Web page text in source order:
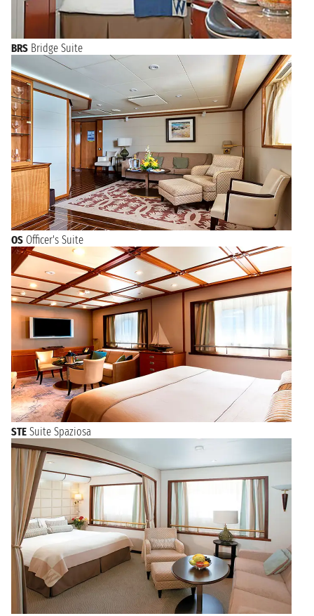
BRS Bridge Suite
OS Officer's Suite
STE Suite Spaziosa